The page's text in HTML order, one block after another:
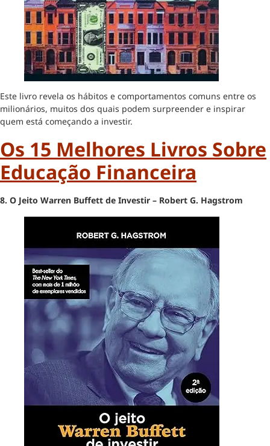
Este livro revela os hábitos e comportamentos comuns entre os
milionários, muitos dos quais podem surpreender e inspirar
quem está começando a investir.
Os 15 Melhores Livros Sobre
Educação Financeira
8. O Jeito Warren Buffett de Investir – Robert G. Hagstrom